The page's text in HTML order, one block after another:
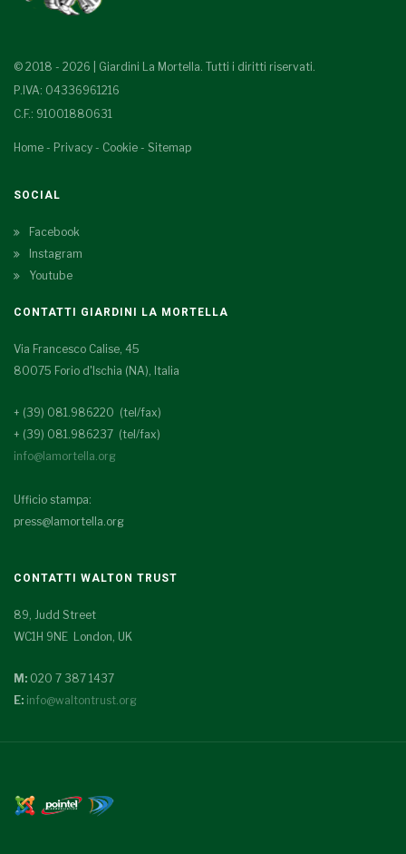
© 2018 - 2026 | Giardini La Mortella. Tutti i diritti riservati.
P.IVA: 04336961216
C.F.: 91001880631
Home - Privacy - Cookie - Sitemap
SOCIAL
Facebook
Instagram
Youtube
CONTATTI GIARDINI LA MORTELLA
Via Francesco Calise, 45
80075 Forio d'Ischia (NA), Italia
+ (39) 081.986220 (tel/fax)
+ (39) 081.986237 (tel/fax)
info@lamortella.org
Ufficio stampa:
press@lamortella.org
CONTATTI WALTON TRUST
89, Judd Street
WC1H 9NE London, UK
M: 020 7 387 1437
E: info@waltontrust.org